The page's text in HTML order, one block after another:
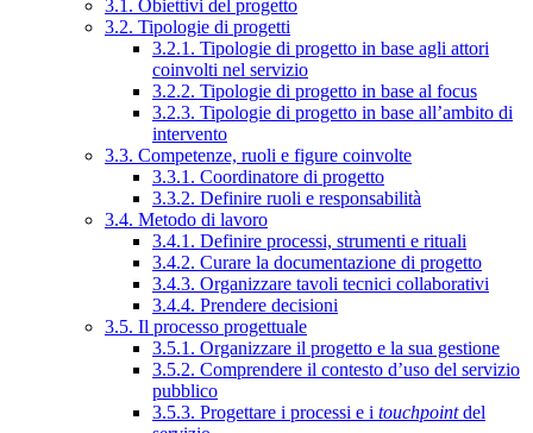
3.1. Obiettivi del progetto
3.2. Tipologie di progetti
3.2.1. Tipologie di progetto in base agli attori
coinvolti nel servizio
3.2.2. Tipologie di progetto in base al focus
3.2.3. Tipologie di progetto in base all’ambito di
intervento
3.3. Competenze, ruoli e figure coinvolte
3.3.1. Coordinatore di progetto
3.3.2. Definire ruoli e responsabilità
3.4. Metodo di lavoro
3.4.1. Definire processi, strumenti e rituali
3.4.2. Curare la documentazione di progetto
3.4.3. Organizzare tavoli tecnici collaborativi
3.4.4. Prendere decisioni
3.5. Il processo progettuale
3.5.1. Organizzare il progetto e la sua gestione
3.5.2. Comprendere il contesto d’uso del servizio
pubblico
3.5.3. Progettare i processi e i touchpointdel